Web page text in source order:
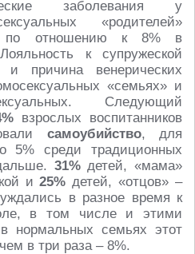
заболевания у
«родителей»
отношению к 8% в
к супружеской
причина венерических
«семьях» и
Следующий
взрослых воспитанников
самоубийство, для
5% среди традиционных
31%детей, «мама»
и25% детей, «отцов» –
в разное время к
в том числе и этими
нормальных семьях этот
в три раза – 8%.